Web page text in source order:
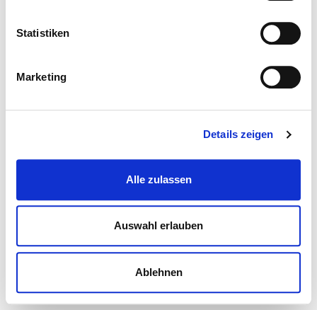
Statistiken
Marketing
Details zeigen
Alle zulassen
Auswahl erlauben
Ablehnen